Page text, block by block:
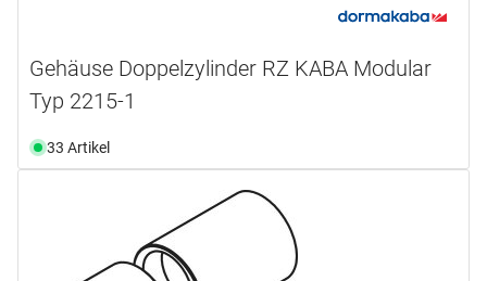
Gehäuse Doppelzylinder RZ KABA Modular
Typ 2215-1
33 Artikel